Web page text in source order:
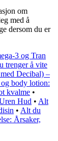
om
med å
dersom du er
3 og Tran
trenger å vite
Decibal) –
body lotion:
kvalme •
Hud • Alt
• Alt du
Årsaker,